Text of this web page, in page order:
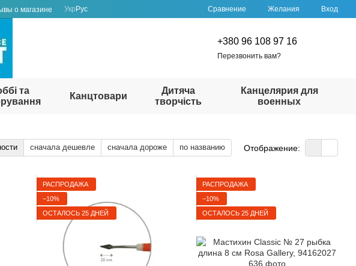
о магазине Укр Рус Сравнение Желания Вход
+380 96 108 97 16
Перезвонить вам?
та
Канцтовари
Дитяча
творчість
Канцелярия для
военных
сначала дешевле сначала дороже по названию Отображение:
РАСПРОДАЖА
−10%
ОСТАЛОСЬ 25 ДНЕЙ
РАСПРОДАЖА
−10%
ОСТАЛОСЬ 25 ДНЕЙ